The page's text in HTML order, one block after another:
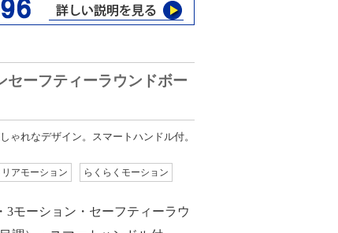
セーフティーラウンドボー
ゃれなデザイン。スマートハンドル付。
リアモーション らくらくモーション
3モーション・セーフティーラウ